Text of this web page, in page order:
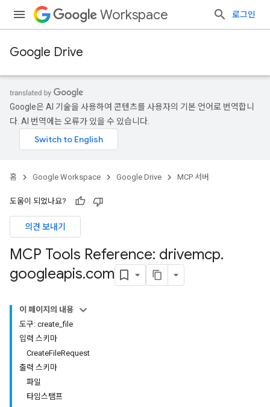
Workspace 로그인
Google Drive
Google은 AI 기술을 사용하여 콘텐츠를 사용자의 기본 언어로 번역합니
다. AI 번역에는 오류가 있을 수 있습니다.
홈 Google Workspace Google Drive MCP 서버
도움이 되었나요?
의견 보내기
MCP Tools Reference: drivemcp.
googleapis.com
이 페이지의 내용
도구: create_file
입력 스키마
CreateFileRequest
출력 스키마
파일
타임스탬프